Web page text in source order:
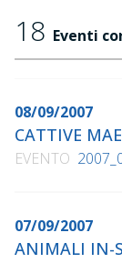
18 Eventi
08/09/2007
CATTIVE
EVENTO
07/09/2007
ANIMALI IN-